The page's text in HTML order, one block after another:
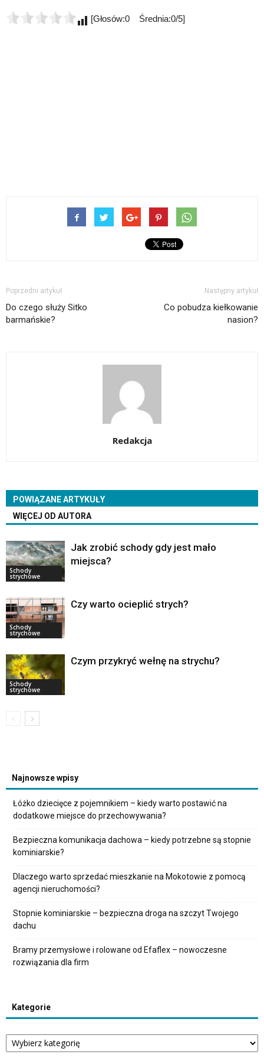
[Głosów:0 Średnia:0/5]
Poprzedni artykuł
Do czego służy Sitko
barmańskie?
Następny artykuł
Co pobudza kiełkowanie
nasion?
Redakcja
POWIĄZANE ARTYKUŁY
WIĘCEJ OD AUTORA
Schody
strychowe
Jak zrobić schody gdy jest mało
miejsca?
Schody
strychowe
Czy warto ocieplić strych?
Schody
strychowe
Czym przykryć wełnę na strychu?
Najnowsze wpisy
Łóżko dziecięce z pojemnikiem – kiedy warto postawić na
dodatkowe miejsce do przechowywania?
Bezpieczna komunikacja dachowa – kiedy potrzebne są stopnie
kominiarskie?
Dlaczego warto sprzedać mieszkanie na Mokotowie z pomocą
agencji nieruchomości?
Stopnie kominiarskie – bezpieczna droga na szczyt Twojego
dachu
Bramy przemysłowe i rolowane od Efaflex – nowoczesne
rozwiązania dla firm
Kategorie
Kategorie